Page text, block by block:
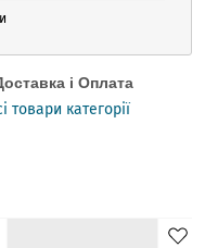
і Оплата
товари категорії